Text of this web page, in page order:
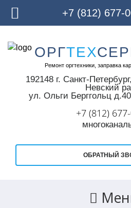
Skip
ОРГТЕХ
Ремонт оргтехники, заправка
192148 г. Санкт-Петербург,
Невский
ул. Ольги Берггольц
+7 (812)
ОБРАТНЫЙ
+7 (812) 677-